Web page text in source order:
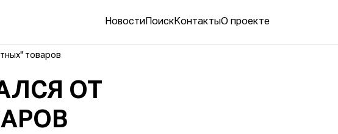
Новости ПоискКонтактыО проекте
товаров
ОТ